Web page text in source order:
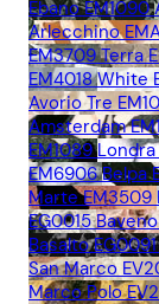
Ebano EM1090
Arlecchino
EM3709 Terra
EM4018 White
Avorio Tre
Amsterdam
EM1089 Londra
EM6906 Belpa
Marte EM3509
EG0015
Basalto EG0091
San Marco
Marco Polo